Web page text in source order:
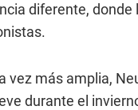
diferente, donde
más amplia,
durante el